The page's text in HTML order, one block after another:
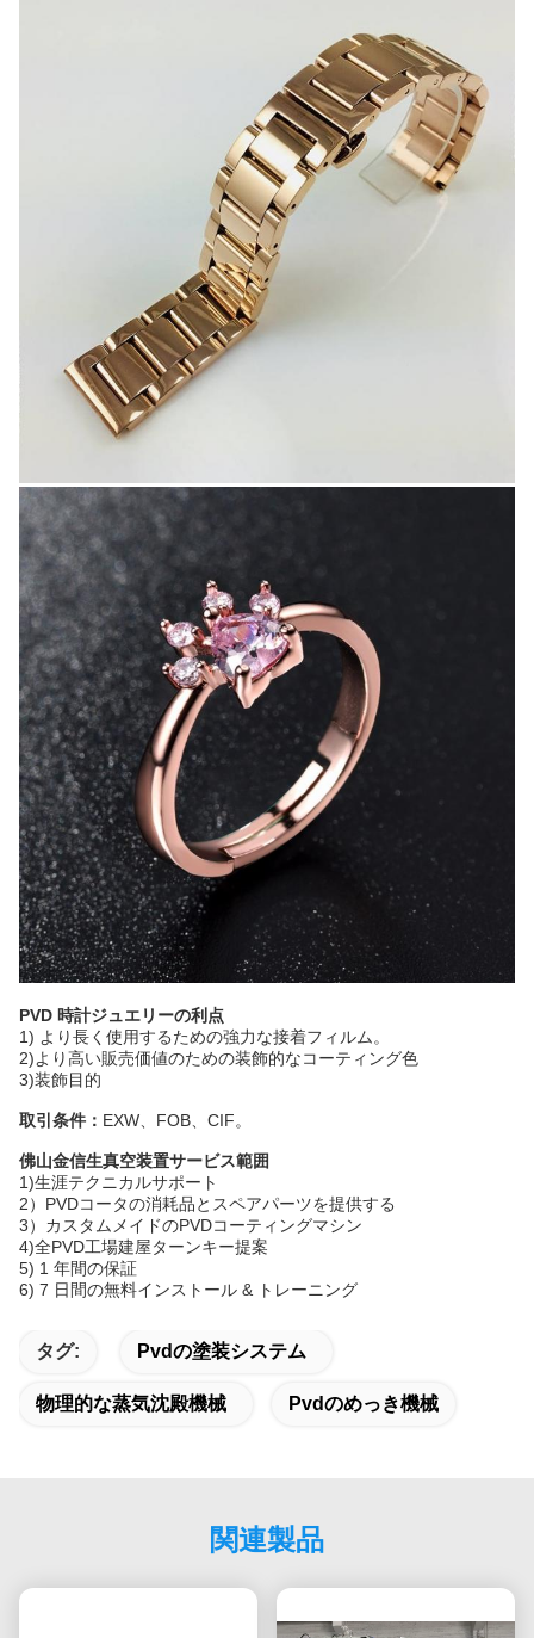
PVD 時計ジュエリーの利点
1) より長く使用するための強力な接着フィルム。
2)より高い販売価値のための装飾的なコーティング色
3)装飾目的
取引条件： EXW、FOB、CIF。
佛山金信生真空装置サービス範囲
1)生涯テクニカルサポート
2）PVDコータの消耗品とスペアパーツを提供する
3）カスタムメイドのPVDコーティングマシン
4)全PVD工場建屋ターンキー提案
5) 1 年間の保証
6) 7 日間の無料インストール & トレーニング
タグ: Pvdの塗装システム
物理的な蒸気沈殿機械 Pvdのめっき機械
関連製品